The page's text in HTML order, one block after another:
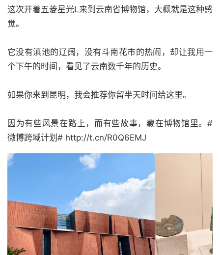
这次开着五菱星光L来到云南省博物馆，大概就是这种感
觉。
它没有滇池的辽阔，没有斗南花市的热闹，却让我用一
个下午的时间，看见了云南数千年的历史。
如果你来到昆明，我会推荐你留半天时间给这里。
因为有些风景在路上，而有些故事，藏在博物馆里。#
微博跨域计划# http://t.cn/R0Q6EMJ